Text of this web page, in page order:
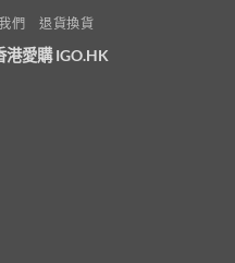
們 退貨換貨
港愛購 IGO.HK